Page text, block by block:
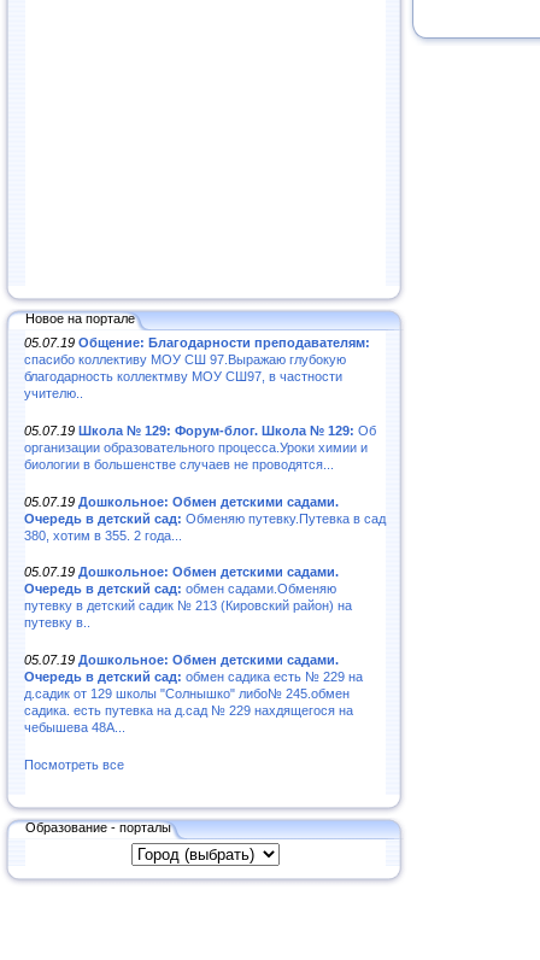
Новое на портале
05.07.19 Общение: Благодарности преподавателям:
спасибо коллективу МОУ СШ 97.Выражаю глубокую
благодарность коллектмву МОУ СШ97, в частности
учителю..
05.07.19 Школа № 129: Форум-блог. Школа № 129: Об
организации образовательного процесса.Уроки химии и
биологии в большенстве случаев не проводятся...
05.07.19 Дошкольное: Обмен детскими садами.
Очередь в детский сад: Обменяю путевку.Путевка в сад
380, хотим в 355. 2 года...
05.07.19 Дошкольное: Обмен детскими садами.
Очередь в детский сад: обмен садами.Обменяю
путевку в детский садик № 213 (Кировский район) на
путевку в..
05.07.19 Дошкольное: Обмен детскими садами.
Очередь в детский сад: обмен садика есть № 229 на
д.садик от 129 школы "Солнышко" либо№ 245.обмен
садика. есть путевка на д.сад № 229 нахдящегося на
чебышева 48А...
Посмотреть все
Образование - порталы